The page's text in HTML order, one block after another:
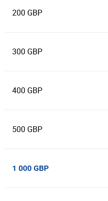
200 GBP
300 GBP
400 GBP
500 GBP
1 000 GBP